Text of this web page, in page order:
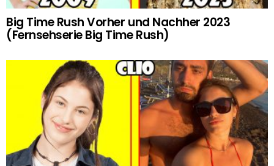
Big Time Rush Vorher und Nachher 2023
(Fernsehserie Big Time Rush)